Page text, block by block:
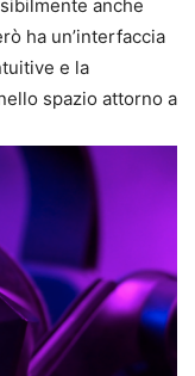
anche
ha un’interfaccia
e la
spazio attorno a